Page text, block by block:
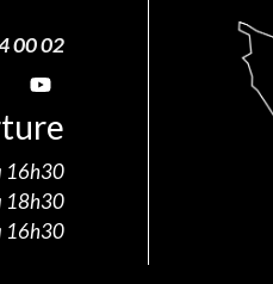
00 02
sur
nous sur
Suivez-nous sur
16h30
18h30
16h30